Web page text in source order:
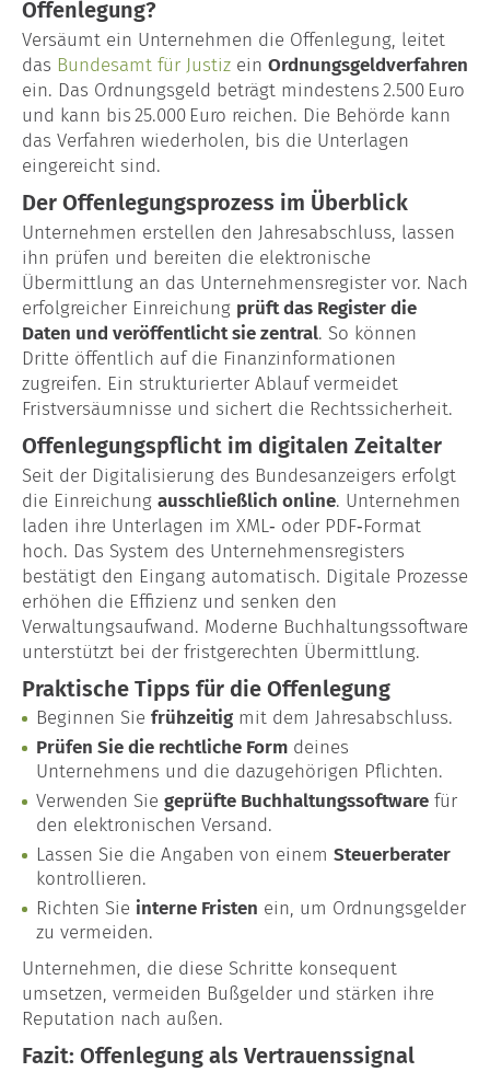
Offenlegung?
Versäumt ein Unternehmen die Offenlegung, leitet
das Bundesamt für Justiz ein Ordnungsgeldverfahren
ein. Das Ordnungsgeld beträgt mindestens 2.500 Euro
und kann bis 25.000 Euro reichen. Die Behörde kann
das Verfahren wiederholen, bis die Unterlagen
eingereicht sind.
Der Offenlegungsprozess im Überblick
Unternehmen erstellen den Jahresabschluss, lassen
ihn prüfen und bereiten die elektronische
Übermittlung an das Unternehmensregister vor. Nach
erfolgreicher Einreichung prüft das Register die
Daten und veröffentlicht sie zentral. So können
Dritte öffentlich auf die Finanzinformationen
zugreifen. Ein strukturierter Ablauf vermeidet
Fristversäumnisse und sichert die Rechtssicherheit.
Offenlegungspflicht im digitalen Zeitalter
Seit der Digitalisierung des Bundesanzeigers erfolgt
die Einreichung ausschließlich online. Unternehmen
laden ihre Unterlagen im XML‑ oder PDF‑Format
hoch. Das System des Unternehmensregisters
bestätigt den Eingang automatisch. Digitale Prozesse
erhöhen die Effizienz und senken den
Verwaltungsaufwand. Moderne Buchhaltungssoftware
unterstützt bei der fristgerechten Übermittlung.
Praktische Tipps für die Offenlegung
Beginnen Sie frühzeitig mit dem Jahresabschluss.
Prüfen Sie die rechtliche Form deines
Unternehmens und die dazugehörigen Pflichten.
Verwenden Sie geprüfte Buchhaltungssoftware für
den elektronischen Versand.
Lassen Sie die Angaben von einem Steuerberater
kontrollieren.
Richten Sie interne Fristen ein, um Ordnungsgelder
zu vermeiden.
Unternehmen, die diese Schritte konsequent
umsetzen, vermeiden Bußgelder und stärken ihre
Reputation nach außen.
Fazit: Offenlegung als Vertrauenssignal